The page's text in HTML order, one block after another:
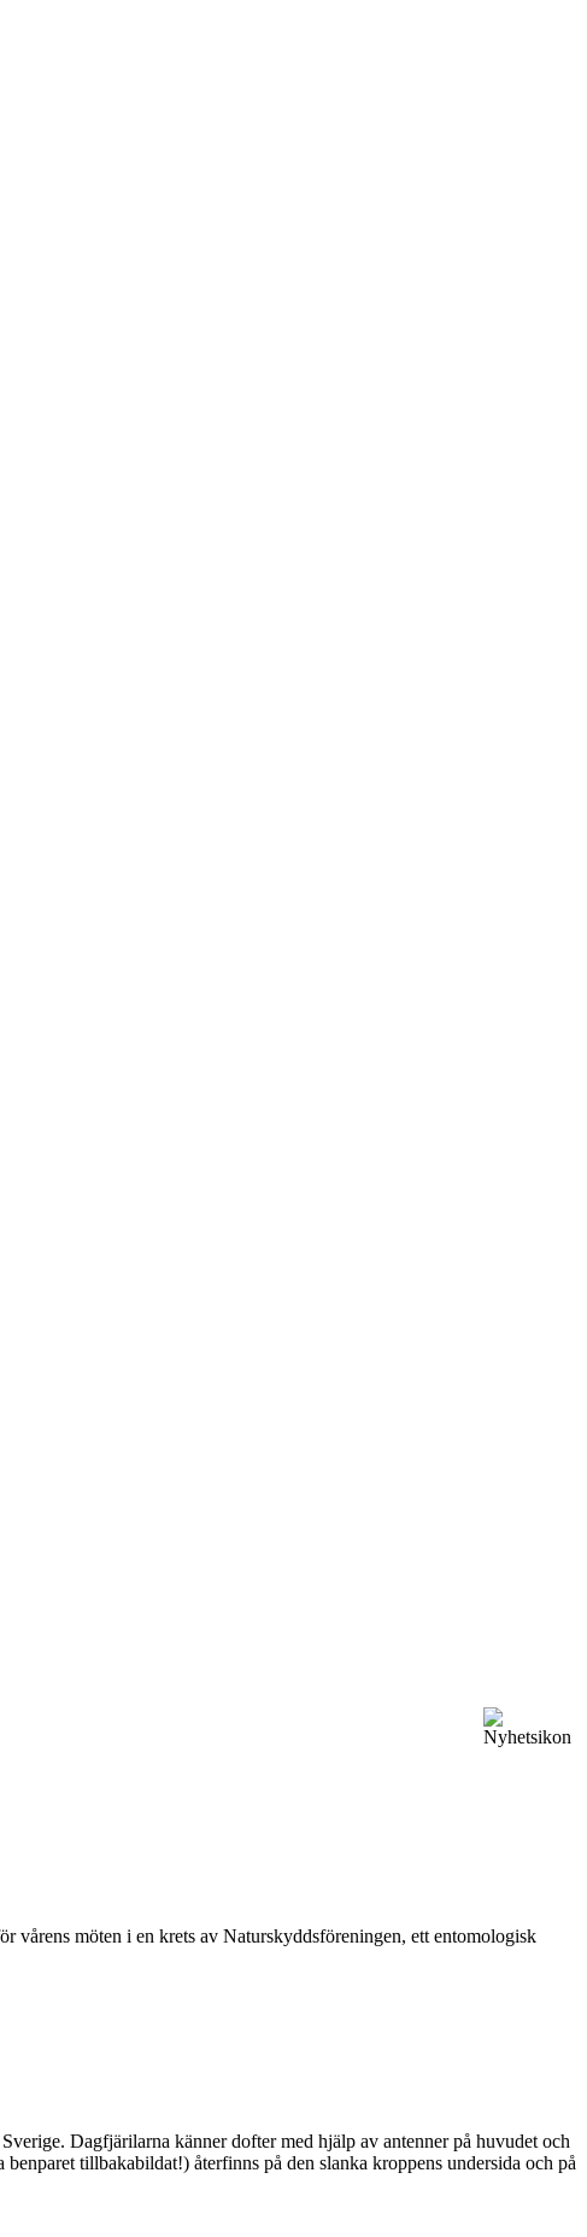
vårens möten i en krets av Naturskyddsföreningen, ett entomologisk
Dagfjärilarna känner dofter med hjälp av antenner på huvudet och
tillbakabildat!) återfinns på den slanka kroppens undersida och på